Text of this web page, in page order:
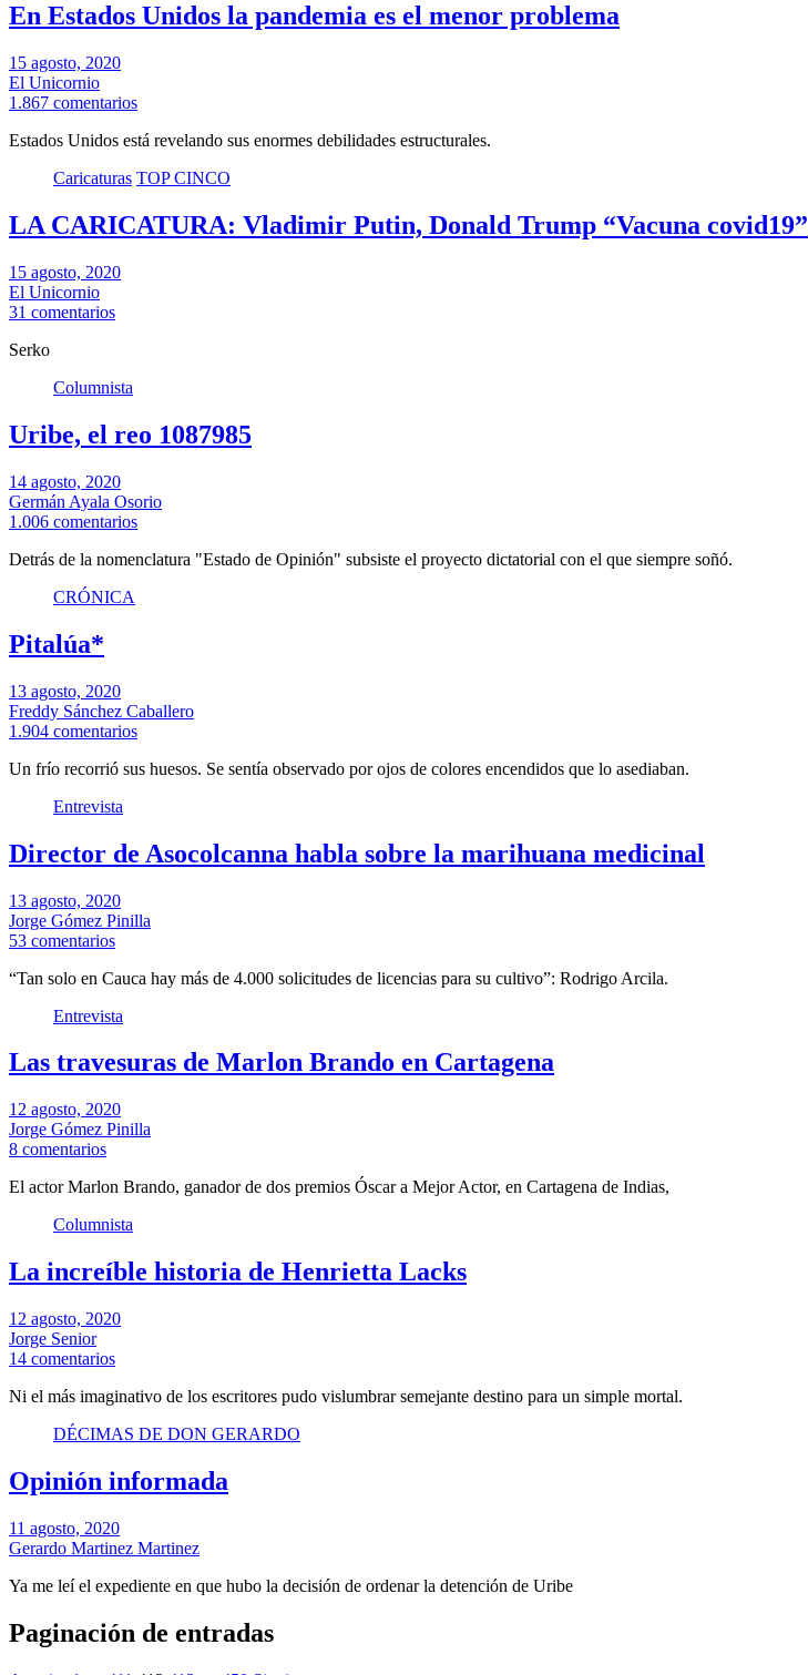
En Estados Unidos la pandemia es el menor problema
15 agosto, 2020
El Unicornio
1.867 comentarios
Estados Unidos está revelando sus enormes debilidades estructurales.
Caricaturas TOP CINCO
LA CARICATURA: Vladimir Putin, Donald Trump “Vacuna covid19”
15 agosto, 2020
El Unicornio
31 comentarios
Serko
Columnista
Uribe, el reo 1087985
14 agosto, 2020
Germán Ayala Osorio
1.006 comentarios
Detrás de la nomenclatura "Estado de Opinión" subsiste el proyecto dictatorial con el que siempre soñó.
CRÓNICA
Pitalúa*
13 agosto, 2020
Freddy Sánchez Caballero
1.904 comentarios
Un frío recorrió sus huesos. Se sentía observado por ojos de colores encendidos que lo asediaban.
Entrevista
Director de Asocolcanna habla sobre la marihuana medicinal
13 agosto, 2020
Jorge Gómez Pinilla
53 comentarios
“Tan solo en Cauca hay más de 4.000 solicitudes de licencias para su cultivo”: Rodrigo Arcila.
Entrevista
Las travesuras de Marlon Brando en Cartagena
12 agosto, 2020
Jorge Gómez Pinilla
8 comentarios
El actor Marlon Brando, ganador de dos premios Óscar a Mejor Actor, en Cartagena de Indias,
Columnista
La increíble historia de Henrietta Lacks
12 agosto, 2020
Jorge Senior
14 comentarios
Ni el más imaginativo de los escritores pudo vislumbrar semejante destino para un simple mortal.
DÉCIMAS DE DON GERARDO
Opinión informada
11 agosto, 2020
Gerardo Martinez Martinez
Ya me leí el expediente en que hubo la decisión de ordenar la detención de Uribe
Paginación de entradas